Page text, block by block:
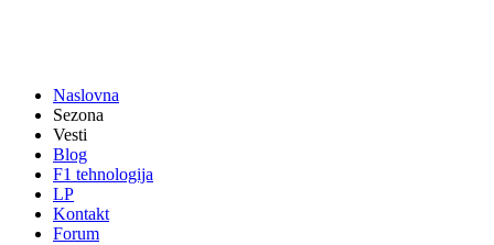
Naslovna
Sezona
Vesti
Blog
F1 tehnologija
LP
Kontakt
Forum